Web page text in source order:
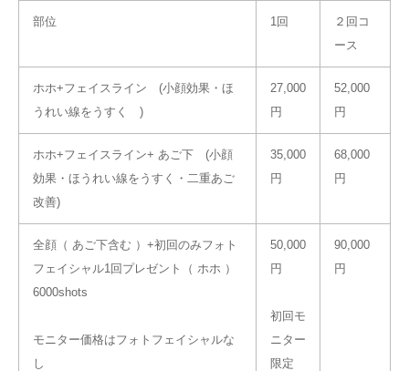
部位 1回
２回コ
ース
ホホ+フェイスライン (小顔効果・ほ
うれい線をうすく )
27,000
円
52,000
円
ホホ+フェイスライン+ あご下 (小顔
効果・ほうれい線をうすく・二重あご
改善)
35,000
円
68,000
円
全顔（ あご下含む ）+初回のみフォト
フェイシャル1回プレゼント（ ホホ ）
6000shots
モニター価格はフォトフェイシャルな
し
50,000
円
初回モ
ニター
限定
90,000
円